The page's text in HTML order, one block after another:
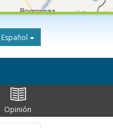
Español
Opinión